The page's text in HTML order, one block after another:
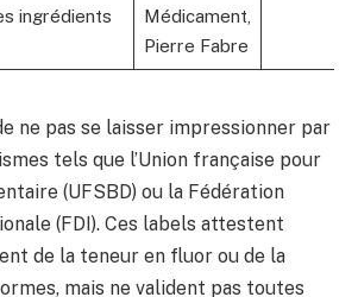
ingrédients
Médicament,
Pierre Fabre
ne pas se laisser impressionner par
tels que l’Union française pour
(UFSBD) ou la Fédération
(FDI). Ces labels attestent
de la teneur en fluor ou de la
mais ne valident pas toutes